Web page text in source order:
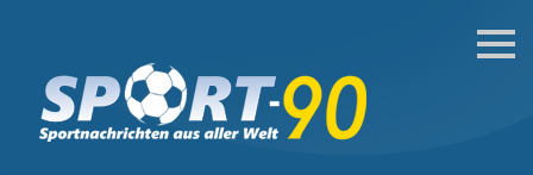
Fußball
Bundesliga